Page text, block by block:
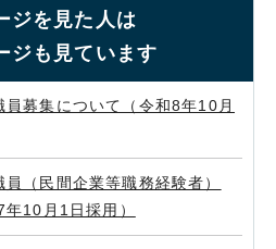
ジを見た人は
ジも見ています
募集について（令和8年10月
（民間企業等職務経験者）
10月1日採用）